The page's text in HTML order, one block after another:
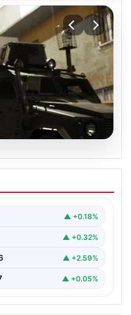
Karşı Geniş
bir operasyon
▲ +0.18%
▲ +0.32%
▲ +2.59%
▲ +0.05%